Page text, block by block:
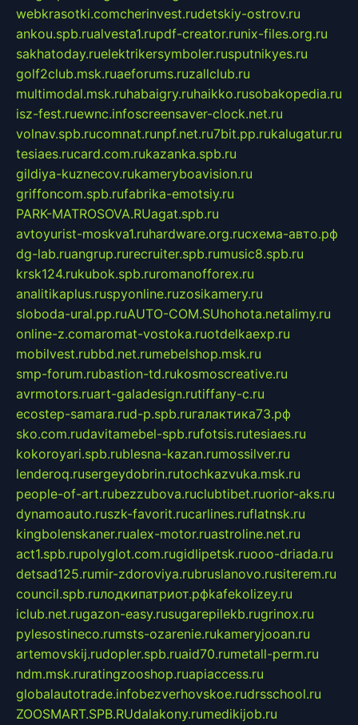
webkrasotki.comcherinvest.rudetskiy-ostrov.ru
ankou.spb.rualvesta1.rupdf-creator.runix-files.org.ru
sakhatoday.ruelektrikersymboler.rusputnikyes.ru
golf2club.msk.ruaeforums.ruzallclub.ru
multimodal.msk.ruhabaigry.ruhaikko.rusobakopedia.ru
isz-fest.ruewnc.infoscreensaver-clock.net.ru
volnav.spb.rucomnat.runpf.net.ru7bit.pp.rukalugatur.ru
tesiaes.rucard.com.rukazanka.spb.ru
gildiya-kuznecov.rukameryboavision.ru
griffoncom.spb.rufabrika-emotsiy.ru
PARK-MATROSOVA.RUagat.spb.ru
avtoyurist-moskva1.ruhardware.org.ruсхема-авто.рф
dg-lab.ruangrup.rurecruiter.spb.rumusic8.spb.ru
krsk124.rukubok.spb.ruromanofforex.ru
analitikaplus.ruspyonline.ruzosikamery.ru
sloboda-ural.pp.ruAUTO-COM.SUhohota.netalimy.ru
online-z.comaromat-vostoka.ruotdelkaexp.ru
mobilvest.rubbd.net.rumebelshop.msk.ru
smp-forum.rubastion-td.rukosmoscreative.ru
avrmotors.ruart-galadesign.rutiffany-c.ru
ecostep-samara.rud-p.spb.ruгалактика73.рф
sko.com.rudavitamebel-spb.rufotsis.rutesiaes.ru
kokoroyari.spb.rublesna-kazan.rumossilver.ru
lenderoq.rusergeydobrin.rutochkazvuka.msk.ru
people-of-art.rubezzubova.ruclubtibet.ruorior-aks.ru
dynamoauto.ruszk-favorit.rucarlines.ruflatnsk.ru
kingbolenskaner.rualex-motor.ruastroline.net.ru
act1.spb.rupolyglot.com.rugidlipetsk.ruooo-driada.ru
detsad125.rumir-zdoroviya.rubruslanovo.rusiterem.ru
council.spb.ruлодкипатриот.рфkafekolizey.ru
iclub.net.rugazon-easy.rusugarepilekb.rugrinox.ru
pylesostineco.rumsts-ozarenie.rukameryjooan.ru
artemovskij.rudopler.spb.ruaid70.rumetall-perm.ru
ndm.msk.ruratingzooshop.ruapiaccess.ru
globalautotrade.infobezverhovskoe.rudrsschool.ru
ZOOSMART.SPB.RUdalakony.rumedikijob.ru